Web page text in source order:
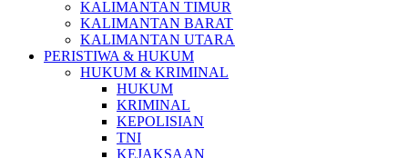
KALIMANTAN TIMUR
KALIMANTAN BARAT
KALIMANTAN UTARA
PERISTIWA & HUKUM
HUKUM & KRIMINAL
HUKUM
KRIMINAL
KEPOLISIAN
TNI
KEJAKSAAN